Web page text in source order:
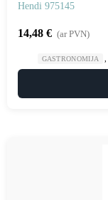
Hendi 975145
14,48 € (ar PVN)
GASTRONOMIJA